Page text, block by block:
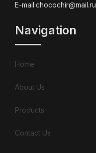
E-mail:chocochir@mail.ru
Navigation
Home
About Us
Products
Contact Us